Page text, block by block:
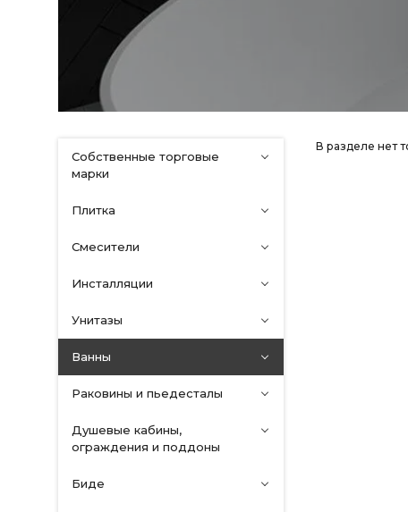
Собственные торговые
марки
Плитка
Смесители
Инсталляции
Унитазы
Ванны
Раковины и пьедесталы
Душевые кабины,
ограждения и поддоны
Биде
В разделе нет